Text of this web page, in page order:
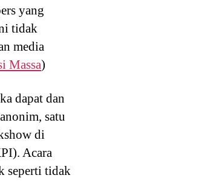
yang
tidak
media
Massa)
dapat dan
satu
di
Acara
seperti tidak